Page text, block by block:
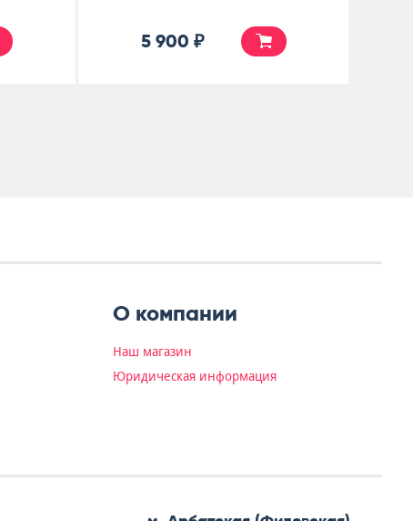
25 000 ₽
О компании
Наш магазин
Юридическая информация